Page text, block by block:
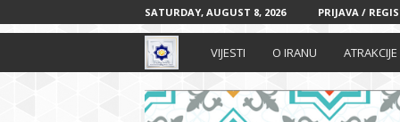
SATURDAY, AUGUST 8, 2026 PRIJAVA /
r
VIJESTI O IRANU ATRAKCIJE